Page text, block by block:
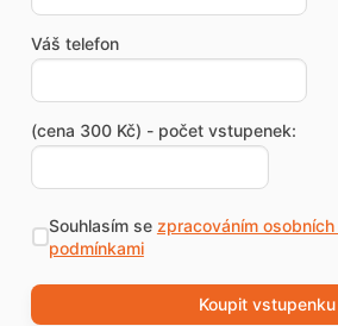
Váš telefon
(cena 300 Kč) - počet vstupenek:
Souhlasím se zpracováním osobních
podmínkami
Koupit vstupenku